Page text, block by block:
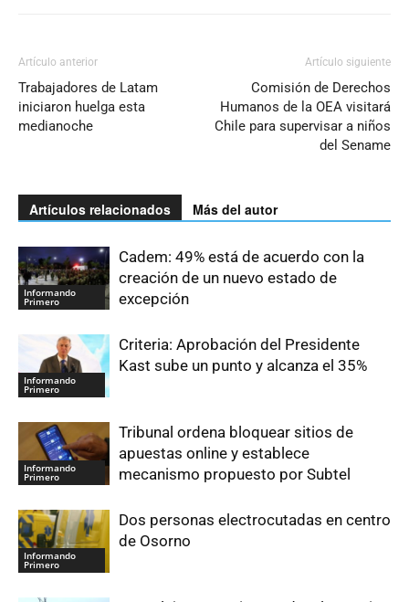
Artículo anterior
Trabajadores de Latam
iniciaron huelga esta
medianoche
Artículo siguiente
Comisión de Derechos
Humanos de la OEA visitará
Chile para supervisar a niños
del Sename
Artículos relacionados Más del autor
Informando
Primero
Cadem: 49% está de acuerdo con la
creación de un nuevo estado de
excepción
Informando
Primero
Criteria: Aprobación del Presidente
Kast sube un punto y alcanza el 35%
Informando
Primero
Tribunal ordena bloquear sitios de
apuestas online y establece
mecanismo propuesto por Subtel
Informando
Primero
Dos personas electrocutadas en centro
de Osorno